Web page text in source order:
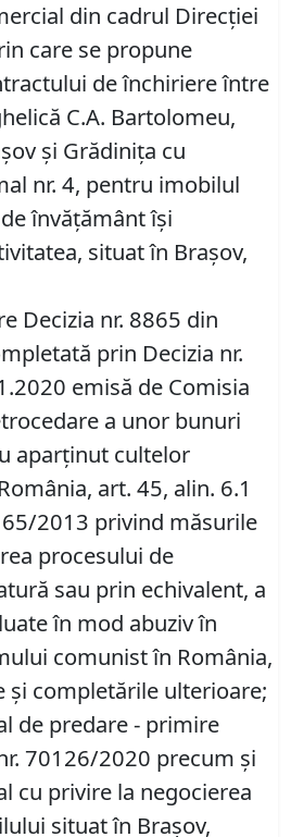
din cadrul Direcției
care se propune
de închiriere între
C.A. Bartolomeu,
şi Grădinița cu
nr. 4, pentru imobilul
învățământ îşi
situat în Braşov,
Decizia nr. 8865 din
prin Decizia nr.
emisă de Comisia
a unor bunuri
aparținut cultelor
art. 45, alin. 6.1
2013 privind măsurile
procesului de
sau prin echivalent, a
în mod abuziv în
comunist în România,
și completările ulterioare;
de predare - primire
70126/2020 precum și
cu privire la negocierea
situat în Brașov,